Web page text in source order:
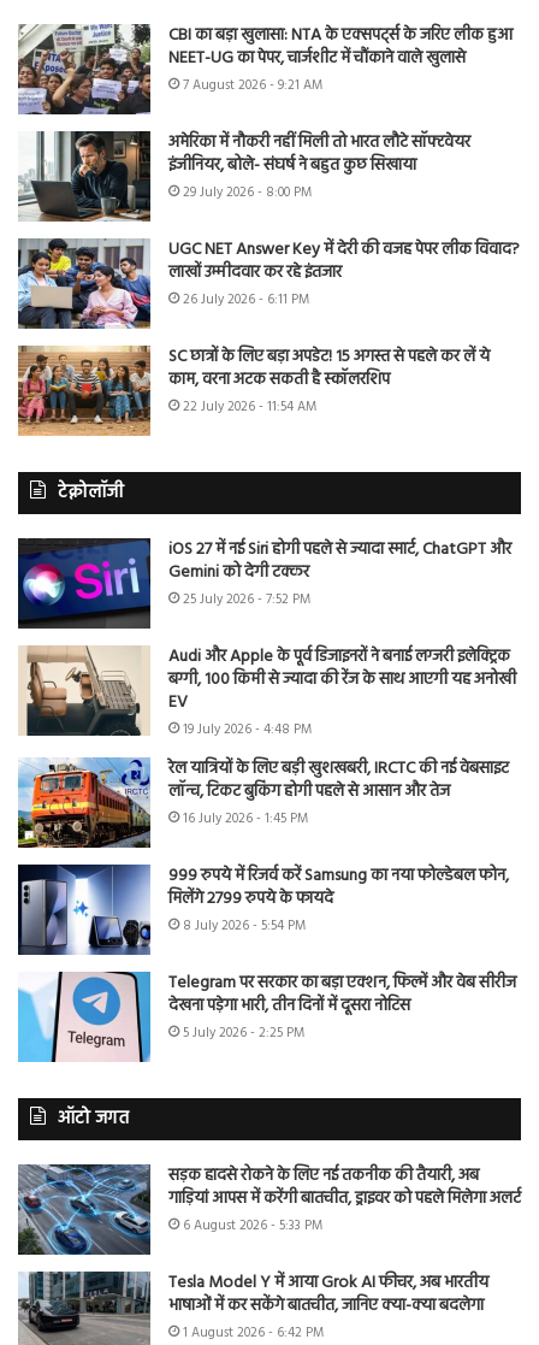
CBI का बड़ा खुलासा: NTA के एक्सपर्ट्स के जरिए लीक हुआ
NEET-UG का पेपर, चार्जशीट में चौंकाने वाले खुलासे
7 August 2026 - 9:21 AM
अमेरिका में नौकरी नहीं मिली तो भारत लौटे सॉफ्टवेयर
इंजीनियर, बोले- संघर्ष ने बहुत कुछ सिखाया
29 July 2026 - 8:00 PM
UGC NET Answer Key में देरी की वजह पेपर लीक विवाद?
लाखों उम्मीदवार कर रहे इंतजार
26 July 2026 - 6:11 PM
SC छात्रों के लिए बड़ा अपडेट! 15 अगस्त से पहले कर लें ये
काम, वरना अटक सकती है स्कॉलरशिप
22 July 2026 - 11:54 AM
टेक्नोलॉजी
iOS 27 में नई Siri होगी पहले से ज्यादा स्मार्ट, ChatGPT और
Gemini को देगी टक्कर
25 July 2026 - 7:52 PM
Audi और Apple के पूर्व डिजाइनरों ने बनाई लग्जरी इलेक्ट्रिक
बग्गी, 100 किमी से ज्यादा की रेंज के साथ आएगी यह अनोखी
EV
19 July 2026 - 4:48 PM
रेल यात्रियों के लिए बड़ी खुशखबरी, IRCTC की नई वेबसाइट
लॉन्च, टिकट बुकिंग होगी पहले से आसान और तेज
16 July 2026 - 1:45 PM
999 रुपये में रिजर्व करें Samsung का नया फोल्डेबल फोन,
मिलेंगे 2799 रुपये के फायदे
8 July 2026 - 5:54 PM
Telegram पर सरकार का बड़ा एक्शन, फिल्में और वेब सीरीज
देखना पड़ेगा भारी, तीन दिनों में दूसरा नोटिस
5 July 2026 - 2:25 PM
ऑटो जगत
सड़क हादसे रोकने के लिए नई तकनीक की तैयारी, अब
गाड़ियां आपस में करेंगी बातचीत, ड्राइवर को पहले मिलेगा अलर्ट
6 August 2026 - 5:33 PM
Tesla Model Y में आया Grok AI फीचर, अब भारतीय
भाषाओं में कर सकेंगे बातचीत, जानिए क्या-क्या बदलेगा
1 August 2026 - 6:42 PM